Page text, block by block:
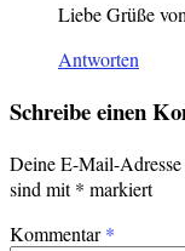
Liebe Grüße
Antworten
Schreibe einen
Deine E-Mail-
sind mit* markiert
Kommentar*